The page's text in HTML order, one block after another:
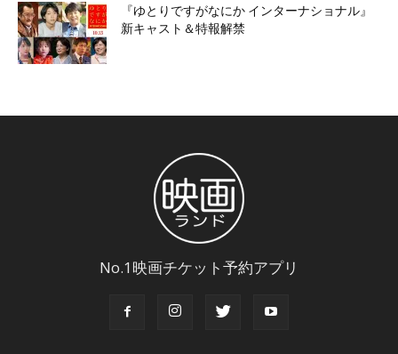
『ゆとりですがなにか インターナショナル』
新キャスト＆特報解禁
No.1映画チケット予約アプリ